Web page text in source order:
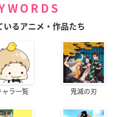
いるアニメ・作品たち
ャラ一覧 鬼滅の刃